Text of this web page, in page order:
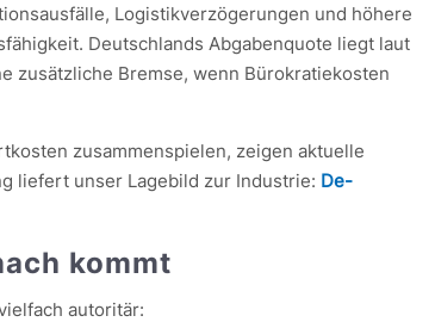
Logistikverzögerungen und höhere
Deutschlands Abgabenquote liegt laut
zusätzliche Bremse, wenn Bürokratiekosten
zusammenspielen, zeigen aktuelle
liefert unser Lagebild zur Industrie: De-
kommt
autoritär: